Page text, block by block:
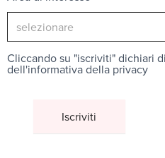
Cliccando su "iscriviti" dichiari
dell'informativa della privacy